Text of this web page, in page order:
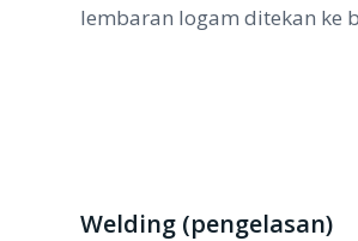
lembaran logam ditekan ke
Welding (pengelasan)